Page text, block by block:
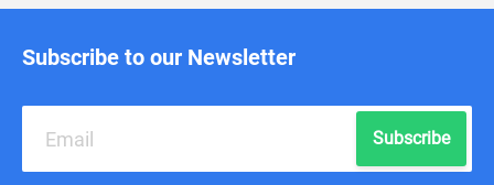
Subscribe to our Newsletter
Subscribe